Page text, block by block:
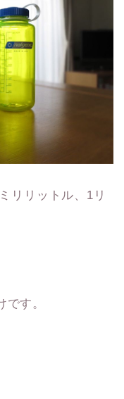
リリットル、1リ
す。